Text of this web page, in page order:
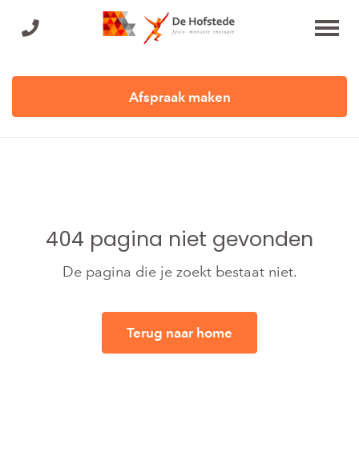
Afspraak maken
404 pagina niet gevonden
De pagina die je zoekt bestaat niet.
Terug naar home